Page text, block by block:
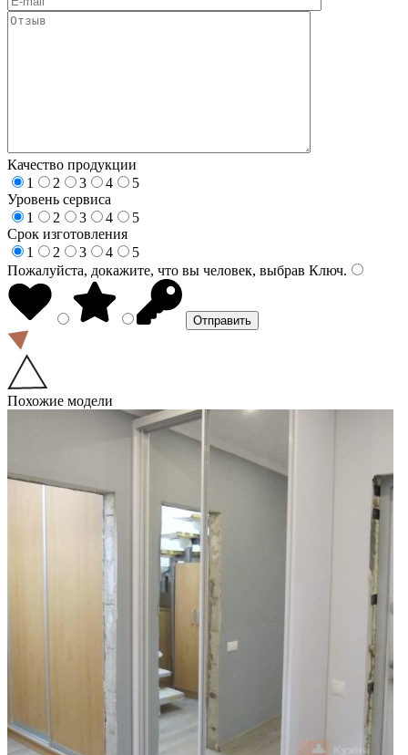
Качество продукции
1
2 3 4
5
Уровень сервиса
1
2 3 4
5
Срок изготовления
1
2 3 4
5
Пожалуйста, докажите, что вы человек, выбрав Ключ.
Похожие модели